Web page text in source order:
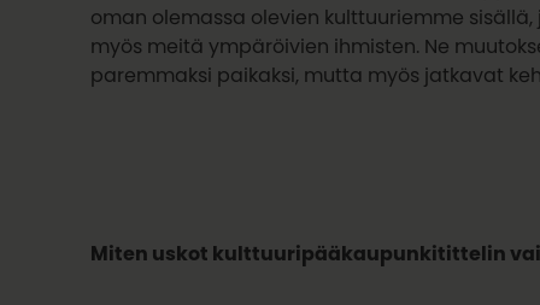
oman olemassa olevien kulttuuriemme
myös meitä ympäröivien ihmisten. Ne
paremmaksi paikaksi, mutta myös jatkavat
Miten uskot kulttuuripääkaupunkitittelin